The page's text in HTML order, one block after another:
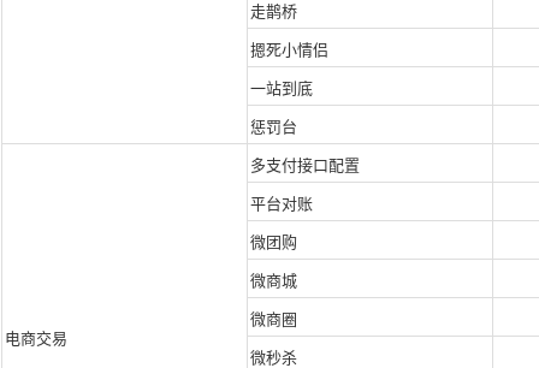
走鹊桥
摁死小情侣
一站到底
惩罚台
电商交易
多支付接口配置
平台对账
微团购
微商城
微商圈
微秒杀